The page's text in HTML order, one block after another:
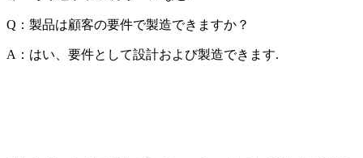
Q：製品は顧客の要件で製造できますか？
A：はい、要件として設計および製造できます.